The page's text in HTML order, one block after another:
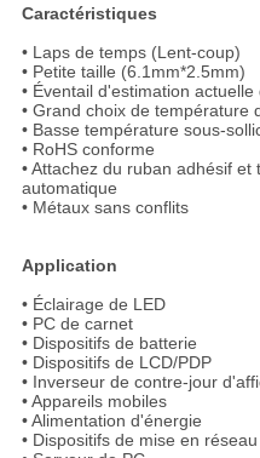
Caractéristiques
• Laps de temps (Lent-coup)
• Petite taille (6.1mm*2.5mm)
• Éventail d'estimation actuelle
• Grand choix de température
• Basse température sous-
• RoHS conforme
• Attachez du ruban adhésif
automatique
• Métaux sans conflits
Application
• Éclairage de LED
• PC de carnet
• Dispositifs de batterie
• Dispositifs de LCD/PDP
• Inverseur de contre-jour
• Appareils mobiles
• Alimentation d'énergie
• Dispositifs de mise en réseau